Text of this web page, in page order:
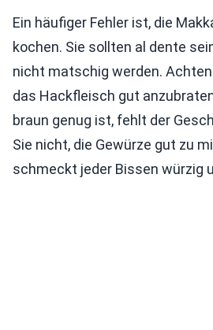
Ein häufiger Fehler ist, die
kochen. Sie sollten al dente
nicht matschig werden.
das Hackfleisch gut
braun genug ist, fehlt der
Sie nicht, die Gewürze gut zu
schmeckt jeder Bissen würzig